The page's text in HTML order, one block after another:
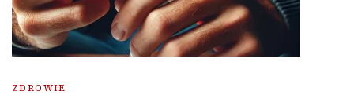
ZDROWIE